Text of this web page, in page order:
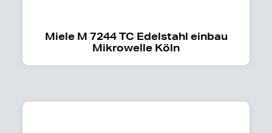
Miele M 7244 TC Edelstahl einbau
Mikrowelle Köln